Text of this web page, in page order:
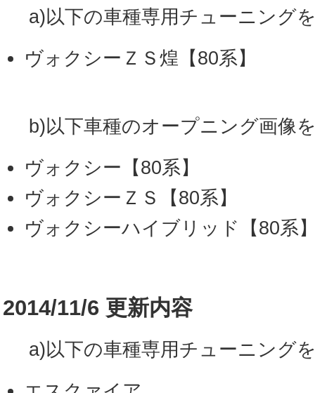
a)以下の車種専用チューニング
ヴォクシーＺＳ煌【80系】
b)以下車種のオープニング画像
ヴォクシー【80系】
ヴォクシーＺＳ【80系】
ヴォクシーハイブリッド【80系
2014/11/6 更新内容
a)以下の車種専用チューニング